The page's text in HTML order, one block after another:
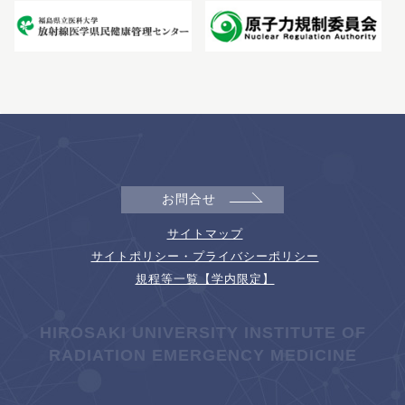
お問合せ
サイトマップ
サイトポリシー・プライバシーポリシー
規程等一覧【学内限定】
HIROSAKI UNIVERSITY INSTITUTE OF
RADIATION EMERGENCY MEDICINE